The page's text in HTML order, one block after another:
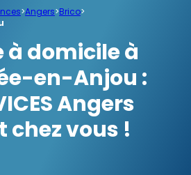
>Angers>Brico>
à domicile à
en-Anjou :
Angers
vous !